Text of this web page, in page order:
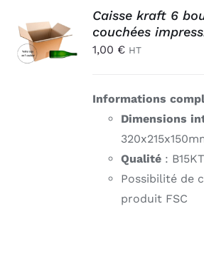
AU
PANIER
/
Caisse kraft 6
couchées
1,00 € HT
Informations
Dimensions
Qualité :
Possibilité de
produit FSC